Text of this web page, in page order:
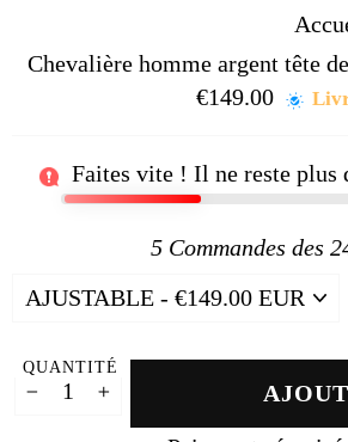
Chevalière homme argent tête
€149.00 Prix
Faites vite ! Il ne reste plus
5Commandes des
QUANTITÉ